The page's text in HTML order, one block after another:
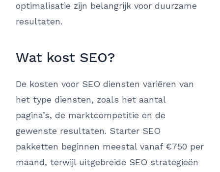
optimalisatie zijn belangrijk voor duurzame
resultaten.
Wat kost SEO?
De kosten voor SEO diensten variëren van
het type diensten, zoals het aantal
pagina’s, de marktcompetitie en de
gewenste resultaten. Starter SEO
pakketten beginnen meestal vanaf €750 per
maand, terwijl uitgebreide SEO strategieën